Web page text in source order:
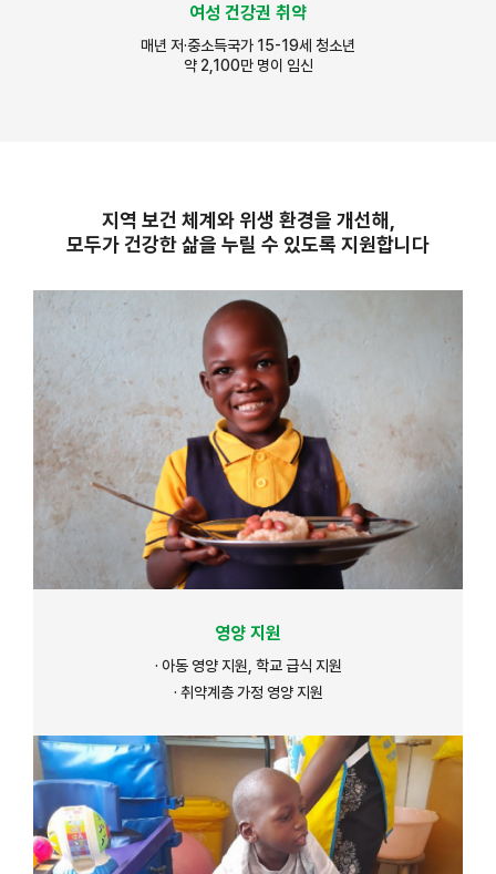
여성 건강권 취약
매년 저·중소득국가 15-19세 청소년
약 2,100만 명이 임신
지역 보건 체계와 위생 환경을 개선해,
모두가 건강한 삶을 누릴 수 있도록 지원합니다
영양 지원
· 아동 영양 지원, 학교 급식 지원
· 취약계층 가정 영양 지원